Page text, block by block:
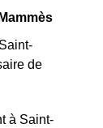
de
à Saint-